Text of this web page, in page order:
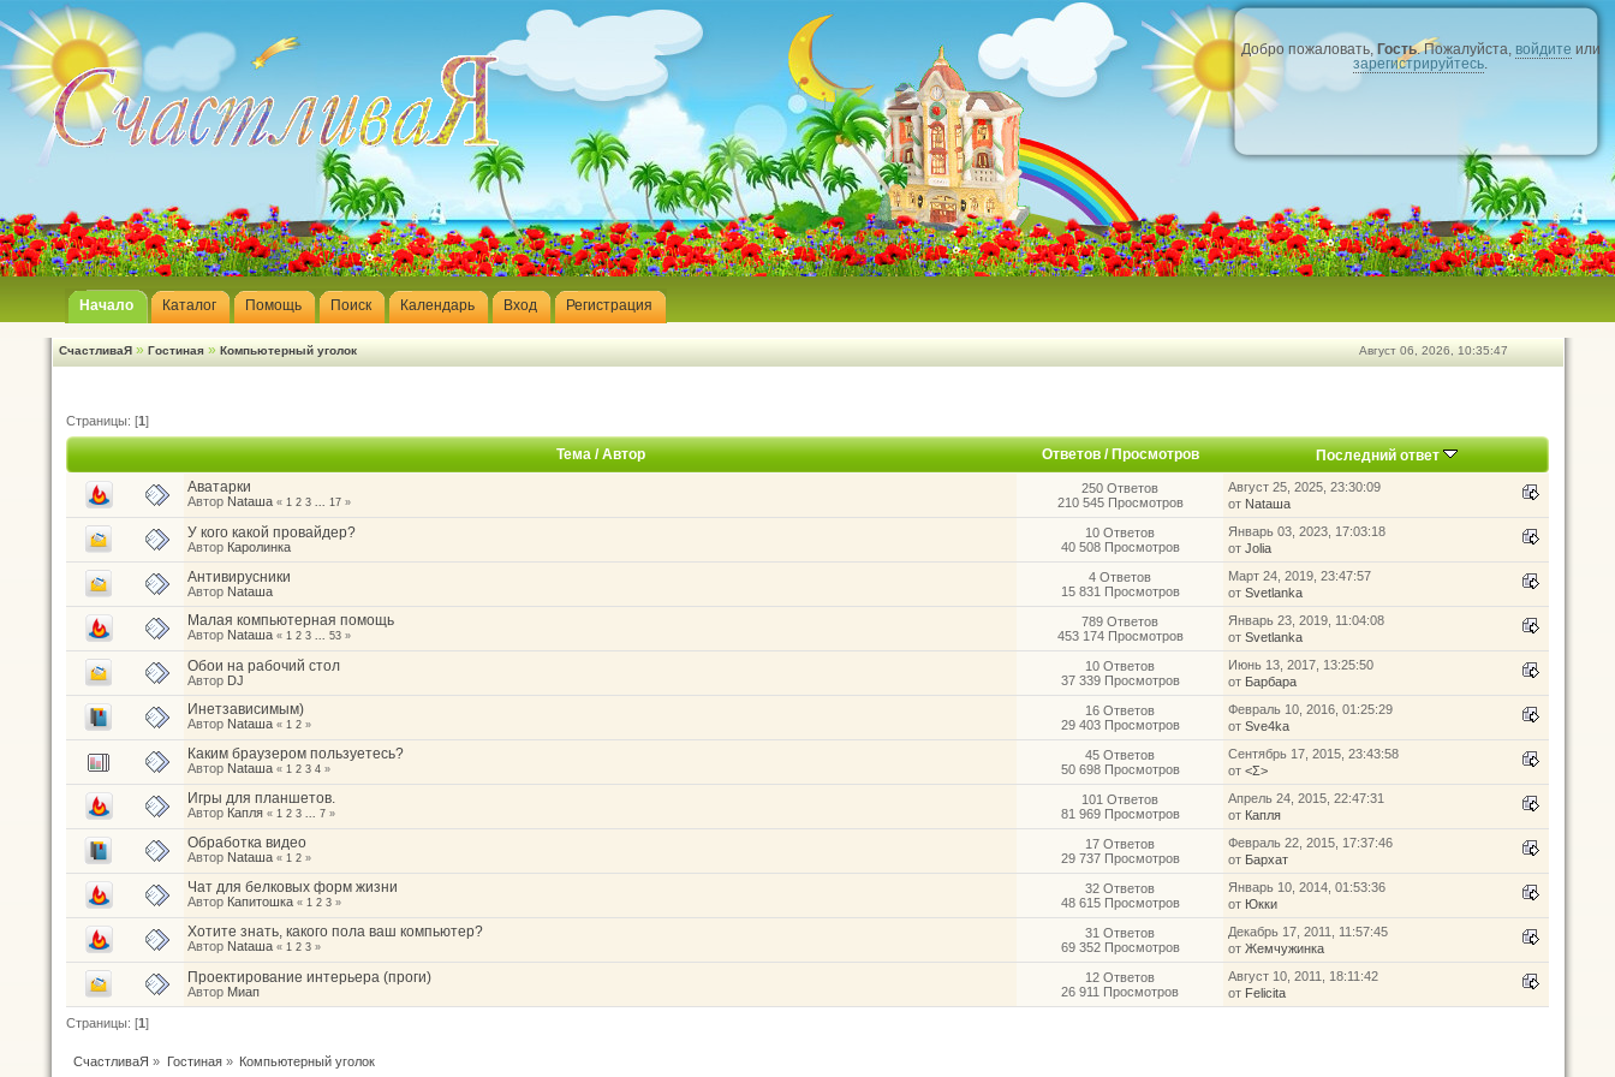
Добро пожаловать,Гость. Пожалуйста, войдите или
зарегистрируйтесь.
Начало Каталог Помощь Поиск Календарь Вход Регистрация
Август 06, 2026, 10:35:47
СчастливаЯ » Гостиная » Компьютерный уголок
Страницы: [1]
Тема/Автор Ответов/Просмотров
Последний ответ
Аватарки
Автор Nataшa « 1 2 3 ... 17 »
250 Ответов
210 545 Просмотров
Август 25, 2025, 23:30:09
от Nataшa
У кого какой провайдер?
Автор Каролинка
10 Ответов
40 508 Просмотров
Январь 03, 2023, 17:03:18
от Jolia
Антивирусники
Автор Nataшa
4 Ответов
15 831 Просмотров
Март 24, 2019, 23:47:57
от Svetlanka
Малая компьютерная помощь
Автор Nataшa « 1 2 3 ... 53 »
789 Ответов
453 174 Просмотров
Январь 23, 2019, 11:04:08
от Svetlanka
Обои на рабочий стол
Автор DJ
10 Ответов
37 339 Просмотров
Июнь 13, 2017, 13:25:50
от Барбара
Инетзависимым)
Автор Nataшa « 1 2 »
16 Ответов
29 403 Просмотров
Февраль 10, 2016, 01:25:29
от Sve4ka
Каким браузером пользуетесь?
Автор Nataшa « 1 2 3 4 »
45 Ответов
50 698 Просмотров
Сентябрь 17, 2015, 23:43:58
от <Σ>
Игры для планшетов.
Автор Капля « 1 2 3 ... 7 »
101 Ответов
81 969 Просмотров
Апрель 24, 2015, 22:47:31
от Капля
Обработка видео
Автор Nataшa « 1 2 »
17 Ответов
29 737 Просмотров
Февраль 22, 2015, 17:37:46
от Бархат
Чат для белковых форм жизни
Автор Капитошка « 1 2 3 »
32 Ответов
48 615 Просмотров
Январь 10, 2014, 01:53:36
от Юкки
Хотите знать, какого пола ваш компьютер?
Автор Nataшa « 1 2 3 »
31 Ответов
69 352 Просмотров
Декабрь 17, 2011, 11:57:45
от Жемчужинка
Проектирование интерьера (проги)
Автор Миап
12 Ответов
26 911 Просмотров
Август 10, 2011, 18:11:42
от Felicita
Страницы: [1]
СчастливаЯ » Гостиная» Компьютерный уголок